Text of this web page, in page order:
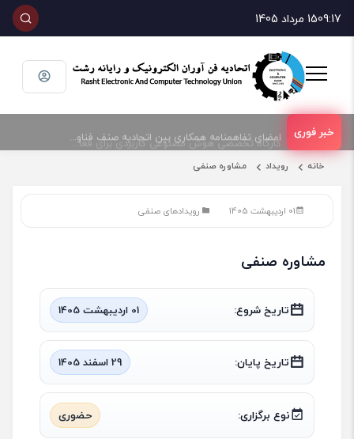
09:1715 مرداد 1405
کارگاه تخصصی هوش مصنوعی کاربردی برای فعالان حوزه فناوری و فروش تجهیزات الکترونیک و رایانه
خانه رویداد مشاوره صنفی
01 اردیبهشت 1405 رویدادهای صنفی
مشاوره صنفی
تاریخ شروع: 01 اردیبهشت 1405
تاریخ پایان: 29 اسفند 1405
نوع برگزاری: حضوری